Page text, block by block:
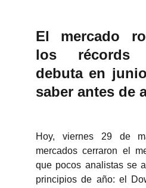
El mercado
los récords
debuta en
saber antes de
Hoy, viernes 29 de
mercados cerraron el
que pocos analistas se
principios de año: el